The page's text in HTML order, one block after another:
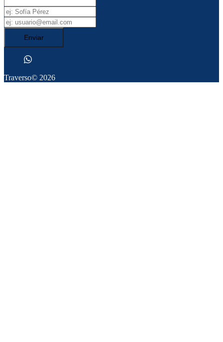
Enviar
Traverso© 2026